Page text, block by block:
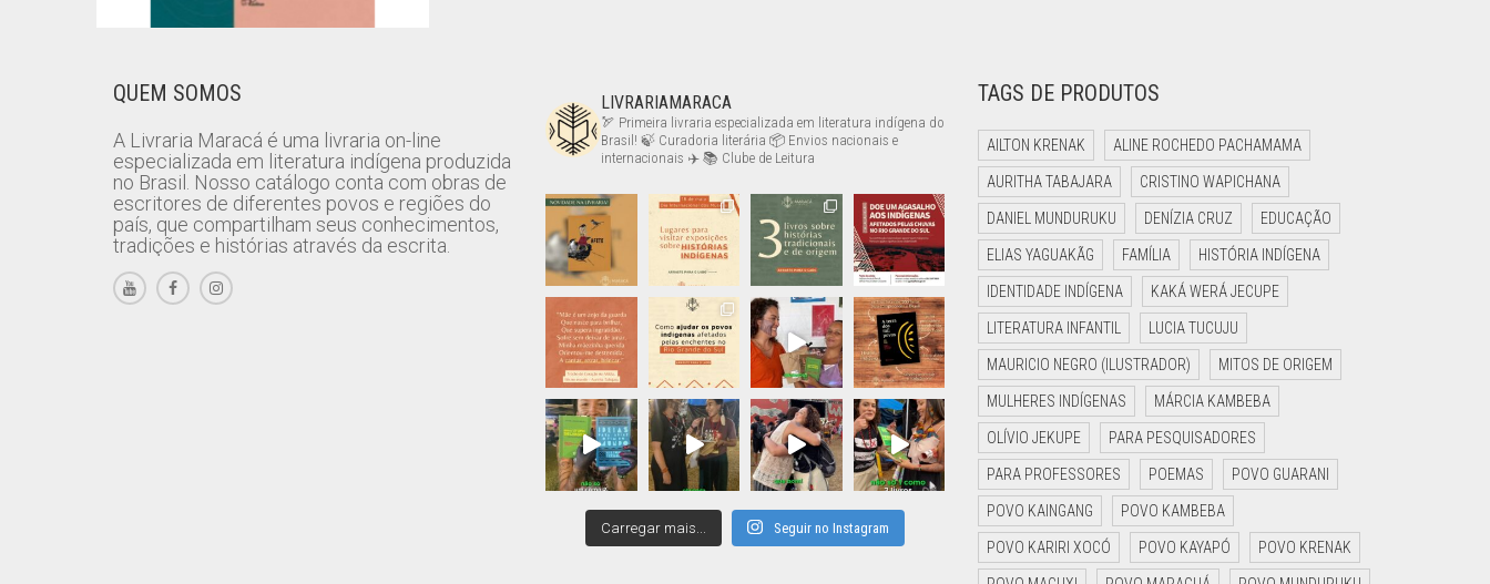
QUEM SOMOS
A Livraria Maracá é uma livraria on-line
especializada em literatura indígena produzida
no Brasil. Nosso catálogo conta com obras de
escritores de diferentes povos e regiões do
país, que compartilham seus conhecimentos,
tradições e histórias através da escrita.
LIVRARIAMARACA
🏹 Primeira livraria especializada em literatura indígena do
Brasil! 🍃 Curadoria literária 📦 Envios nacionais e
internacionais ✈️ 📚 Clube de Leitura
Carregar mais... Seguir no Instagram
TAGS DE PRODUTOS
AILTON KRENAK ALINE ROCHEDO PACHAMAMA
AURITHA TABAJARA CRISTINO WAPICHANA
DANIEL MUNDURUKU DENÍZIA CRUZ EDUCAÇÃO
ELIAS YAGUAKÃG FAMÍLIA HISTÓRIA INDÍGENA
IDENTIDADE INDÍGENA KAKÁ WERÁ JECUPE
LITERATURA INFANTIL LUCIA TUCUJU
MAURICIO NEGRO (ILUSTRADOR) MITOS DE ORIGEM
MULHERES INDÍGENAS MÁRCIA KAMBEBA
OLÍVIO JEKUPE PARA PESQUISADORES
PARA PROFESSORES POEMAS POVO GUARANI
POVO KAINGANG POVO KAMBEBA
POVO KARIRI XOCÓ POVO KAYAPÓ POVO KRENAK